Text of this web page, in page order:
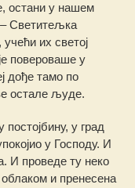
остани у нашем
Светитељка
их светој
повероваше у
дође тамо по
остале људе.
у град
у Господу. И
И проведе ту неко
и пренесена